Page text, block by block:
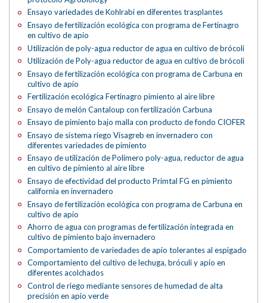
Ensayo variedades de Kohlrabi en diferentes trasplantes
Ensayo de fertilización ecológica con programa de Fertinagro
en cultivo de apio
Utilización de poly-agua reductor de agua en cultivo de brócoli
Utilización de Poly-agua reductor de agua en cultivo de brócoli
Ensayo de fertilización ecológica con programa de Carbuna en
cultivo de apio
Fertilización ecológica Fertinagro pimiento al aire libre
Ensayo de melón Cantaloup con fertilización Carbuna
Ensayo de pimiento bajo malla con producto de fondo CIOFER
Ensayo de sistema riego Visagreb en invernadero con
diferentes variedades de pimiento
Ensayo de utilización de Polímero poly-agua, reductor de agua
en cultivo de pimiento al aire libre
Ensayo de efectividad del producto Primtal FG en pimiento
california en invernadero
Ensayo de fertilización ecológica con programa de Carbuna en
cultivo de apio
Ahorro de agua con programas de fertilización integrada en
cultivo de pimiento bajo invernadero
Comportamiento de variedades de apio tolerantes al espigado
Comportamiento del cultivo de lechuga, bróculi y apio en
diferentes acolchados
Control de riego mediante sensores de humedad de alta
precisión en apio verde